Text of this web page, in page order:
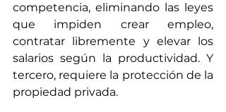
competencia, eliminando las leyes
que impiden crear empleo,
contratar libremente y elevar los
salarios según la productividad. Y
tercero, requiere la protección de la
propiedad privada.